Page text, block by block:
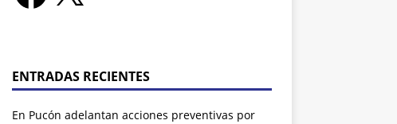
ENTRADAS RECIENTES
En Pucón adelantan acciones preventivas por